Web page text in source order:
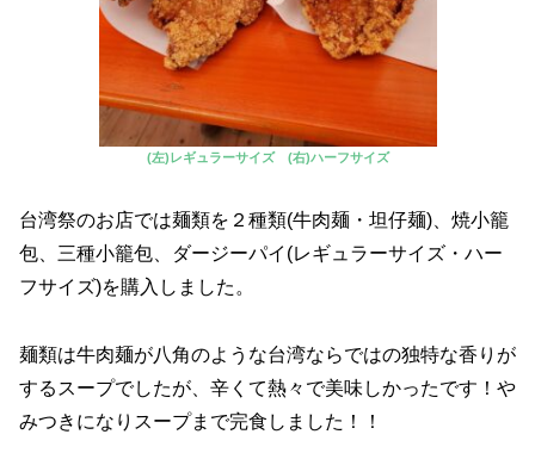
(左)レギュラーサイズ (右)ハーフサイズ
台湾祭のお店では麺類を２種類(牛肉麺・坦仔麺)、焼小籠
包、三種小籠包、ダージーパイ(レギュラーサイズ・ハー
フサイズ)を購入しました。
麺類は牛肉麺が八角のような台湾ならではの独特な香りが
するスープでしたが、辛くて熱々で美味しかったです！や
みつきになりスープまで完食しました！！